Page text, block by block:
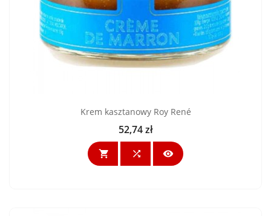
Krem kasztanowy Roy René
Cena
52,74 zł
  